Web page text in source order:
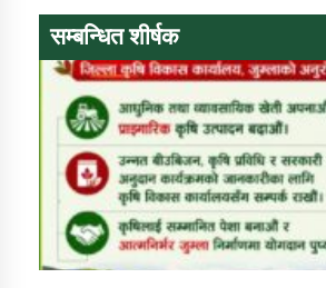
सम्बन्धित शीर्षक